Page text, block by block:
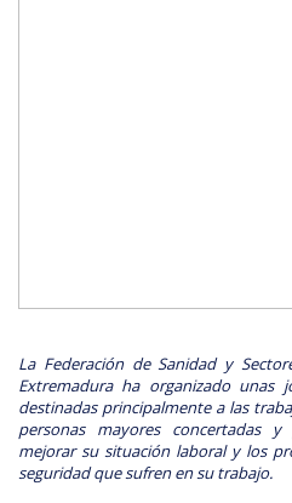
La Federación de Sanidad y
Extremadura ha organizado unas
destinadas principalmente a las
personas mayores concertadas
mejorar su situación laboral y los
seguridad que sufren en su trabajo.